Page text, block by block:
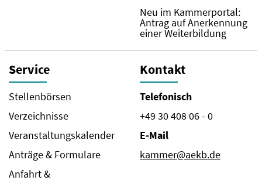
Neu im Kammerportal:
Antrag auf Anerkennung
einer Weiterbildung
Service
Stellenbörsen
Verzeichnisse
Veranstaltungskalender
Anträge & Formulare
Anfahrt &
Kontakt
Telefonisch
+49 30 408 06 - 0
E-Mail
kammer@aekb.de